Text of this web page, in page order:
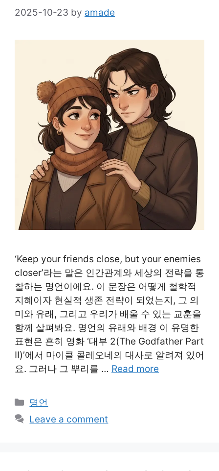
2025-10-23 by amade
‘Keep your friends close, but your enemies
closer’라는 말은 인간관계와 세상의 전략을 통
찰하는 명언이에요. 이 문장은 어떻게 철학적
지혜이자 현실적 생존 전략이 되었는지, 그 의
미와 유래, 그리고 우리가 배울 수 있는 교훈을
함께 살펴봐요. 명언의 유래와 배경 이 유명한
표현은 흔히 영화 ‘대부 2(The Godfather Part
II)’에서 마이클 콜레오네의 대사로 알려져 있어
요. 그러나 그 뿌리를 … Read more
Categories
명언
Leave a comment